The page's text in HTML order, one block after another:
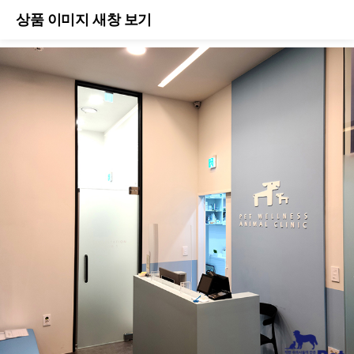
상품 이미지 새창 보기